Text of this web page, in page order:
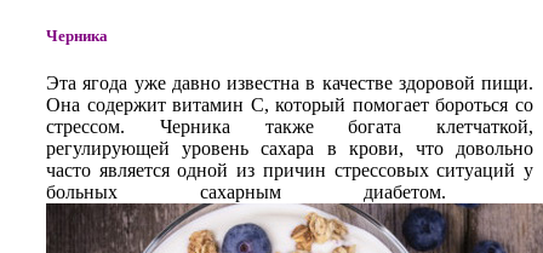
Черника
Эта ягода уже давно известна в качестве здоровой пищи.
Она содержит витамин С, который помогает бороться со
стрессом. Черника также богата клетчаткой,
регулирующей уровень сахара в крови, что довольно
часто является одной из причин стрессовых ситуаций у
больных сахарным диабетом.